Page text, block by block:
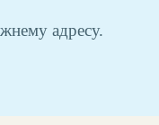
адресу.